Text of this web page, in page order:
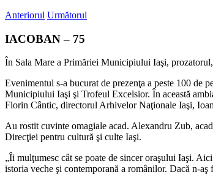
Anteriorul Următorul
IACOBAN – 75
În Sala Mare a Primăriei Municipiului Iaşi,
Evenimentul s-a bucurat de prezenţa a peste 100 de
Municipiului Iaşi şi Trofeul Excelsior. În această
Florin Cântic, directorul Arhivelor Naţionale Iaşi,
Au rostit cuvinte omagiale acad. Alexandru Zub,
Direcţiei pentru cultură şi culte Iaşi.
„Îi mulţumesc cât se poate de sincer oraşului Iaşi.
istoria veche şi contemporană a românilor. Dacă n-